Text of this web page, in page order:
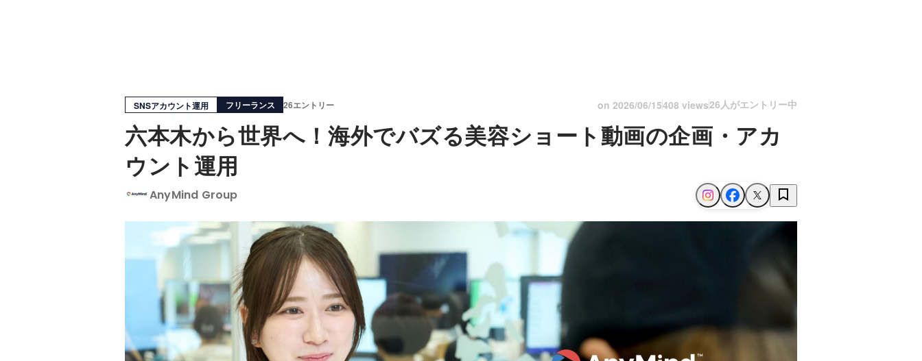
SNSアカウント運用 フリーランス 26エントリー on 2026/06/15408 views26人がエントリー中
六本木から世界へ！海外でバズる美容ショート動画の企画・アカ
ウント運用
AnyMind Group